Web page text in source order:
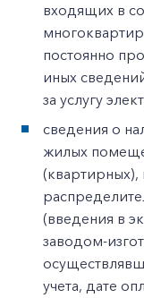
входящих в
постоянно
иных
за услугу
сведения о
жилых
(квартирных),
(введения в
заводом-
учета, дате